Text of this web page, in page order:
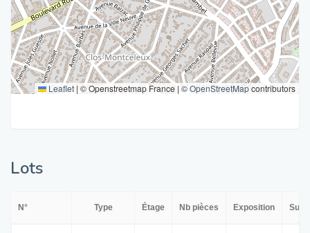
Leaflet | © Openstreetmap France | ©OpenStreetMapcontributors
Lots
N° Type Étage Nb pièces Exposition